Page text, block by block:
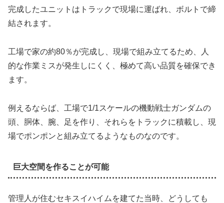
完成したユニットはトラックで現場に運ばれ、ボルトで締
結されます。
工場で家の約80％が完成し、現場で組み立てるため、人
的な作業ミスが発生しにくく、極めて高い品質を確保でき
ます。
例えるならば、工場で1/1スケールの機動戦士ガンダムの
頭、胴体、腕、足を作り、それらをトラックに積載し、現
場でポンポンと組み立てるようなものなのです。
巨大空間を作ることが可能
管理人が住むセキスイハイムを建てた当時、どうしても